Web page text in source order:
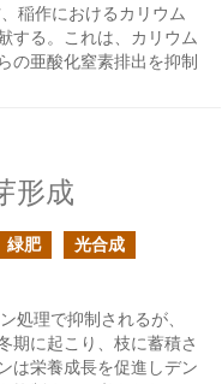
稲作におけるカリウム
する。これは、カリウム
の亜酸化窒素排出を抑制
形成
緑肥 光合成
処理で抑制されるが、
期に起こり、枝に蓄積さ
は栄養成長を促進しデン